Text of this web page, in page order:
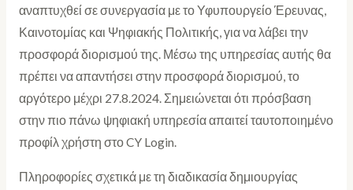
αναπτυχθεί σε συνεργασία με το Υφυπουργείο Έρευνας,
Καινοτομίας και Ψηφιακής Πολιτικής, για να λάβει την
προσφορά διορισμού της. Μέσω της υπηρεσίας αυτής θα
πρέπει να απαντήσει στην προσφορά διορισμού, το
αργότερο μέχρι 27.8.2024. Σημειώνεται ότι πρόσβαση
στην πιο πάνω ψηφιακή υπηρεσία απαιτεί ταυτοποιημένο
προφίλ χρήστη στο CY Login.
Πληροφορίες σχετικά με τη διαδικασία δημιουργίας